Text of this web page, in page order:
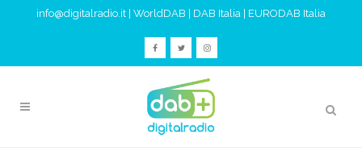
info@digitalradio.it WorldDAB DAB Italia EURODAB Italia